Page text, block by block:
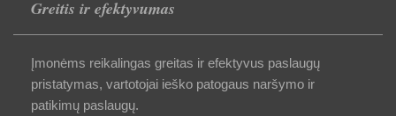
Greitis ir efektyvumas
Įmonėms reikalingas greitas ir efektyvus paslaugų
pristatymas, vartotojai ieško patogaus naršymo ir
patikimų paslaugų.